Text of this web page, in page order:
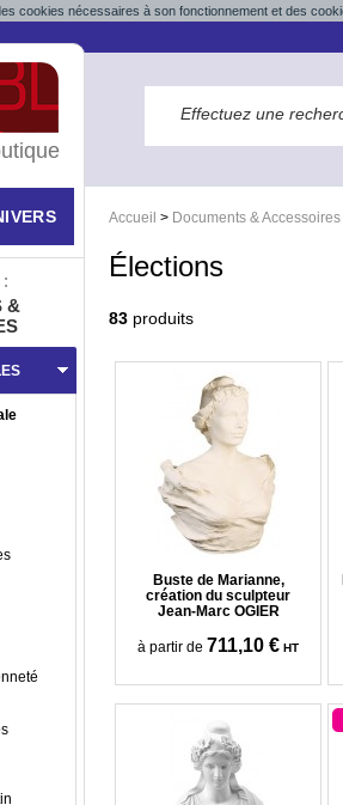
cookies nécessaires à son fonctionnement et des
Accueil > Documents & Accessoires
Élections
83 produits
Buste de Marianne,
création du sculpteur
Jean-Marc OGIER
à partir de 711,10 € HT
&